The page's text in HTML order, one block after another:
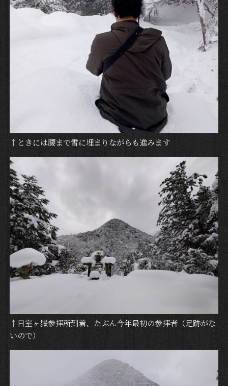
↑ときには腰まで雪に埋まりながらも進みます
↑日室ヶ嶽参拝所到着、たぶん今年最初の参拝者（足跡がな
いので）